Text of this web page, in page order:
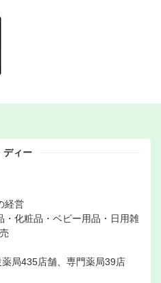
ディー
経営
化粧品・ベビー用品・日用雑
局435店舗、専門薬局39店